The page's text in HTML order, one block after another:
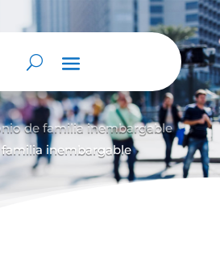
de familia inembargable
inembargable